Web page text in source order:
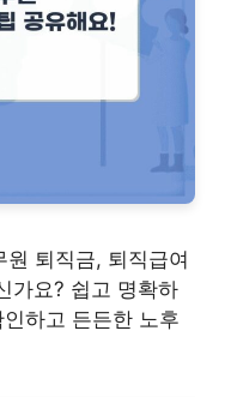
퇴직금, 퇴직급여
가요? 쉽고 명확하
하고 든든한 노후